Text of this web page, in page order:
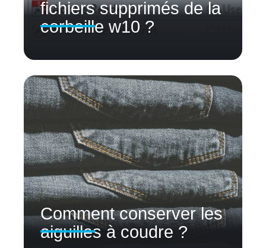
fichiers supprimés de la
corbeille w10 ?
Comment conserver les
aiguilles à coudre ?